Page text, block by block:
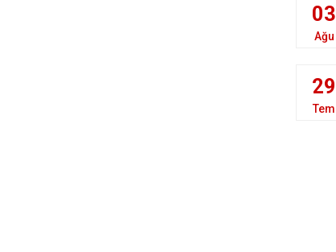
03
Ağu
29
Tem